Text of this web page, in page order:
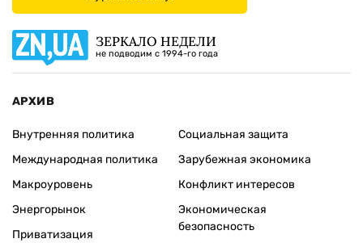
ЗЕРКАЛО НЕДЕЛИ
не подводим с 1994-го года
АРХИВ
Внутренняя политика
Международная политика
Макроуровень
Энергорынок
Приватизация
Социальная защита
Зарубежная экономика
Конфликт интересов
Экономическая
безопасность